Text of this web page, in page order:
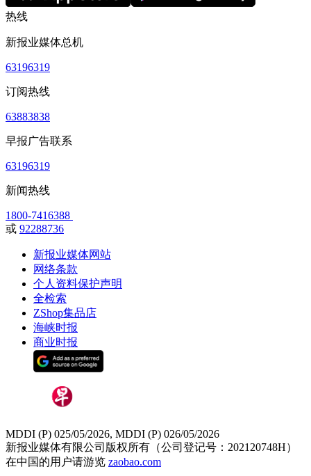
热线
新报业媒体总机
63196319
订阅热线
63883838
早报广告联系
63196319
新闻热线
1800-7416388
或 92288736
新报业媒体网站
网络条款
个人资料保护声明
全检索
ZShop集品店
海峡时报
商业时报
MDDI (P) 025/05/2026, MDDI (P) 026/05/2026
新报业媒体有限公司版权所有（公司登记号：202120748H）
在中国的用户请游览 zaobao.com